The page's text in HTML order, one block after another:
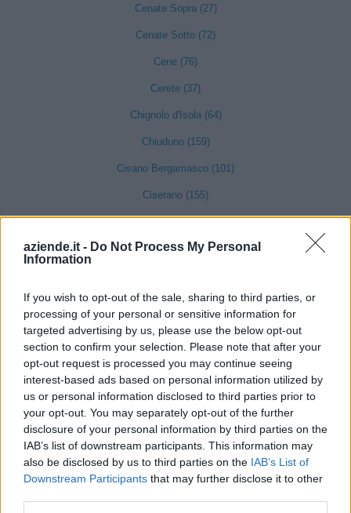
aziende.it - Do Not Process My Personal
Information
If you wish to opt-out of the sale, sharing to third parties, or
processing of your personal or sensitive information for
targeted advertising by us, please use the below opt-out
section to confirm your selection. Please note that after your
opt-out request is processed you may continue seeing
interest-based ads based on personal information utilized by
us or personal information disclosed to third parties prior to
your opt-out. You may separately opt-out of the further
disclosure of your personal information by third parties on the
IAB’s list of downstream participants. This information may
also be disclosed by us to third parties on the IAB’s List of
Downstream Participants that may further disclose it to other
Cenate Sopra (27)
Cenate Sotto (72)
Cene (76)
Cerete (37)
Chignolo d'Isola (64)
Chiuduno (159)
Cisano Bergamasco (101)
Ciserano (155)
Cividate al Piano (90)
Ubiale Clanezzo (16)
Colere (29)
Cologno al Serio (239)
Comun Nuovo (89)
Corna Imagna (6)
Cornalba (2)
Cortenuova (41)
Costa Valle Imagna (4)